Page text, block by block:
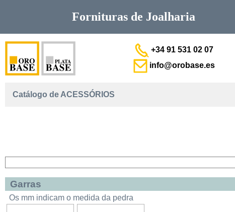
Fornituras de Joalharia
+34 91 531 02 07
info@orobase.es
Catálogo de ACESSÓRIOS
Garras
Os mm indicam o medida da pedra